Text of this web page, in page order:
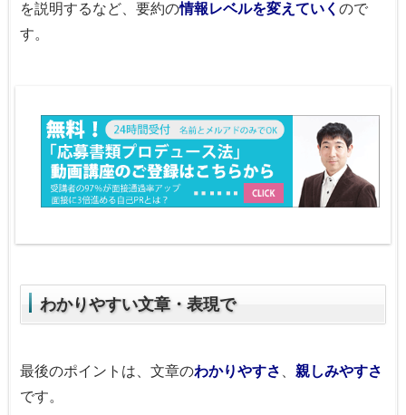
を説明するなど、要約の情報レベルを変えていく ので
す。
わかりやすい文章・表現で
最後のポイントは、文章のわかりやすさ
親しみやすさ
です。